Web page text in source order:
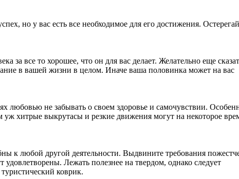
но у вас есть все необходимое для его достижения.
за все то хорошее, что он для вас делает. Желательно еще
в вашей жизни в целом. Иначе ваша половинка может на вас
любовью не забывать о своем здоровье и самочувствии.
хитрые выкрутасы и резкие движения могут на некоторое
к любой другой деятельности. Выдвините требования
удовлетворены. Лежать полезнее на твердом, однако следует
коврик.